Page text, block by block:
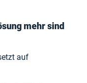
mehr sind
auf